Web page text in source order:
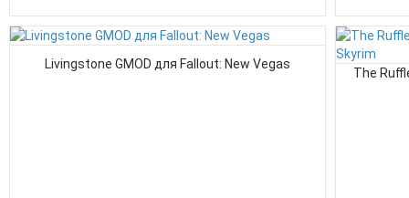
Livingstone GMOD для Fallout: New Vegas
The